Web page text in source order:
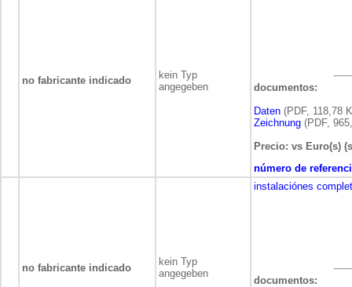
no fabricante indicado
kein Typ
angegeben
documentos:
Daten (PDF, 118,78
Zeichnung (PDF,
Precio: vs Euro(s)
número de
no fabricante indicado
kein Typ
angegeben
instalaciónes
documentos: